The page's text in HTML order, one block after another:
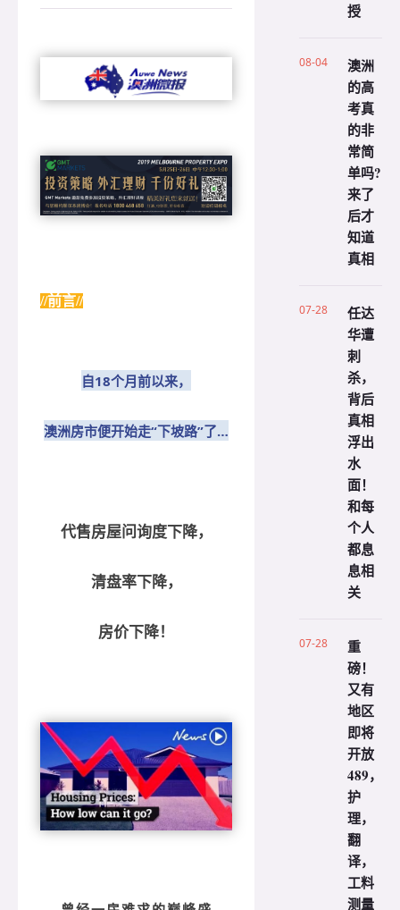
//前言//
自18个月前以来，
澳洲房市便开始走“下坡路”了…
代售房屋问询度下降，
清盘率下降，
房价下降！
授
08-04
澳洲
的高
考真
的非
常简
单吗?
来了
后才
知道
真相
07-28
任达
华遭
刺
杀，
背后
真相
浮出
水
面！
和每
个人
都息
息相
关
07-28
重
磅！
又有
地区
即将
开放
489，
护
理，
翻
译，
工料
测量